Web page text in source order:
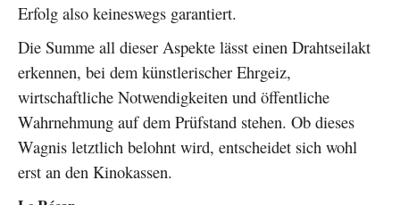
Erfolg also keineswegs garantiert.
Die Summe all dieser Aspekte lässt einen Drahtseilakt
erkennen, bei dem künstlerischer Ehrgeiz,
wirtschaftliche Notwendigkeiten und öffentliche
Wahrnehmung auf dem Prüfstand stehen. Ob dieses
Wagnis letztlich belohnt wird, entscheidet sich wohl
erst an den Kinokassen.